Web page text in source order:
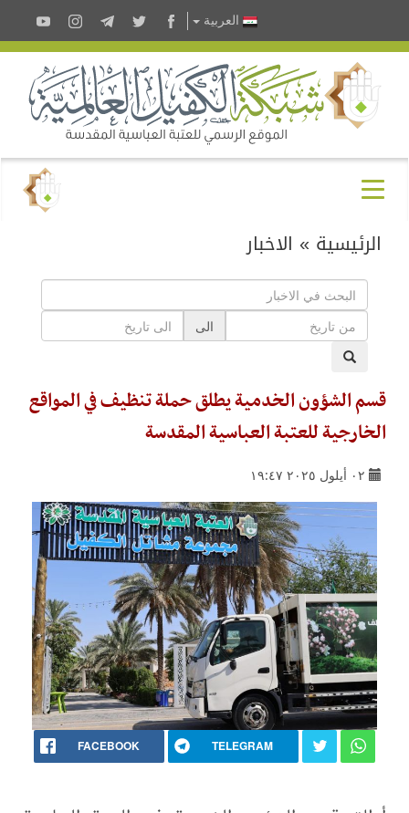
العربية
الرئيسية » الاخبار
الى
قسم الشؤون الخدمية يطلق حملة تنظيف في المواقع
الخارجية للعتبة العباسية المقدسة
٠٢ أيلول ٢٠٢٥ ١٩:٤٧
FACEBOOK TELEGRAM